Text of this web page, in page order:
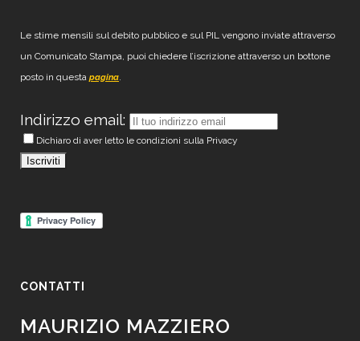
Le stime mensili sul debito pubblico e sul PIL vengono inviate attraverso
un Comunicato Stampa, puoi chiedere l’iscrizione attraverso un bottone
posto in questa pagina.
Indirizzo email:
Dichiaro di aver letto le condizioni sulla Privacy
CONTATTI
MAURIZIO MAZZIERO